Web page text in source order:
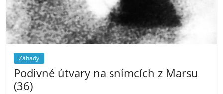
Záhady
Podivné útvary na snímcích z Marsu
(36)